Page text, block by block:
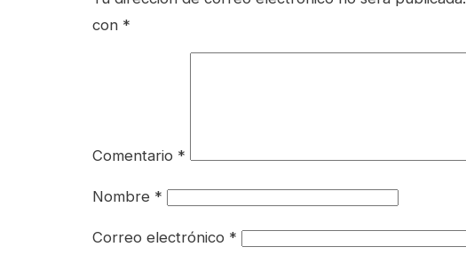
con *
Comentario *
Nombre *
Correo electrónico *